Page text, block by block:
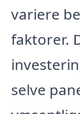
variere
faktorer.
selve